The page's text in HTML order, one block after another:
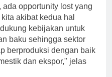
opportunity lost yang
akibat kedua hal
kebijakan untuk
baku sehingga sektor
berproduksi dengan baik
dan ekspor," jelas